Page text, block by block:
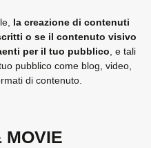
la creazione di contenuti
o se il contenuto visivo
per il tuo pubblico , e tali
pubblico come blog, video,
di contenuto.
MOVIE